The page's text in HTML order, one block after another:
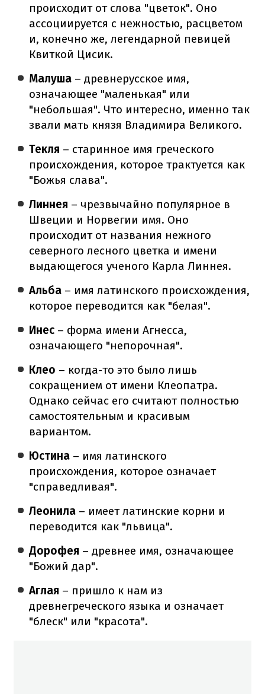
происходит от слова "цветок". Оно
ассоциируется с нежностью, расцветом
и, конечно же, легендарной певицей
Квиткой Цисик.
Малуша – древнерусское имя,
означающее "маленькая" или
"небольшая". Что интересно, именно так
звали мать князя Владимира Великого.
Текля – старинное имя греческого
происхождения, которое трактуется как
"Божья слава".
Линнея – чрезвычайно популярное в
Швеции и Норвегии имя. Оно
происходит от названия нежного
северного лесного цветка и имени
выдающегося ученого Карла Линнея.
Альба – имя латинского происхождения,
которое переводится как "белая".
Инес – форма имени Агнесса,
означающего "непорочная".
Клео – когда-то это было лишь
сокращением от имени Клеопатра.
Однако сейчас его считают полностью
самостоятельным и красивым
вариантом.
Юстина – имя латинского
происхождения, которое означает
"справедливая".
Леонила – имеет латинские корни и
переводится как "львица".
Дорофея – древнее имя, означающее
"Божий дар".
Аглая – пришло к нам из
древнегреческого языка и означает
"блеск" или "красота".